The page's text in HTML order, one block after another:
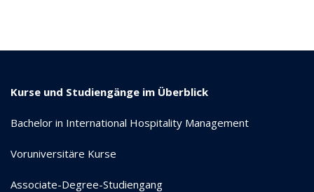
Kurse und Studiengänge im Überblick
Bachelor in International Hospitality Management
Voruniversitäre Kurse
Associate-Degree-Studiengang